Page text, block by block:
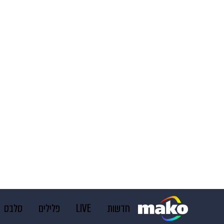
חדשות LIVE פלילים סלבס